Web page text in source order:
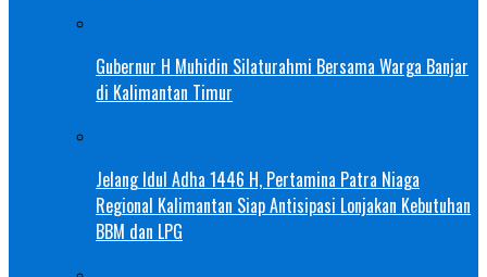
Gubernur H Muhidin Silaturahmi Bersama Warga Banjar
di Kalimantan Timur
Jelang Idul Adha 1446 H, Pertamina Patra Niaga
Regional Kalimantan Siap Antisipasi Lonjakan Kebutuhan
BBM dan LPG